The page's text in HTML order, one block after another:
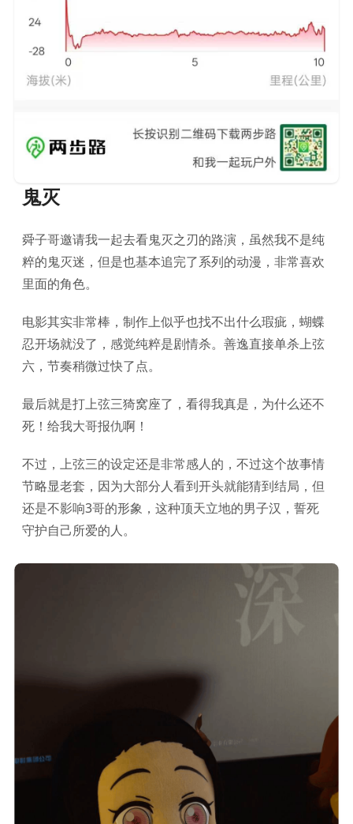
鬼灭
舜子哥邀请我一起去看鬼灭之刃的路演，虽然我不是纯
粹的鬼灭迷，但是也基本追完了系列的动漫，非常喜欢
里面的角色。
电影其实非常棒，制作上似乎也找不出什么瑕疵，蝴蝶
忍开场就没了，感觉纯粹是剧情杀。善逸直接单杀上弦
六，节奏稍微过快了点。
最后就是打上弦三猗窝座了，看得我真是，为什么还不
死！给我大哥报仇啊！
不过，上弦三的设定还是非常感人的，不过这个故事情
节略显老套，因为大部分人看到开头就能猜到结局，但
还是不影响3哥的形象，这种顶天立地的男子汉，誓死
守护自己所爱的人。